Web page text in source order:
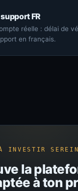
FR
réelle : délai de
en français.
INVESTIR
la
à ton